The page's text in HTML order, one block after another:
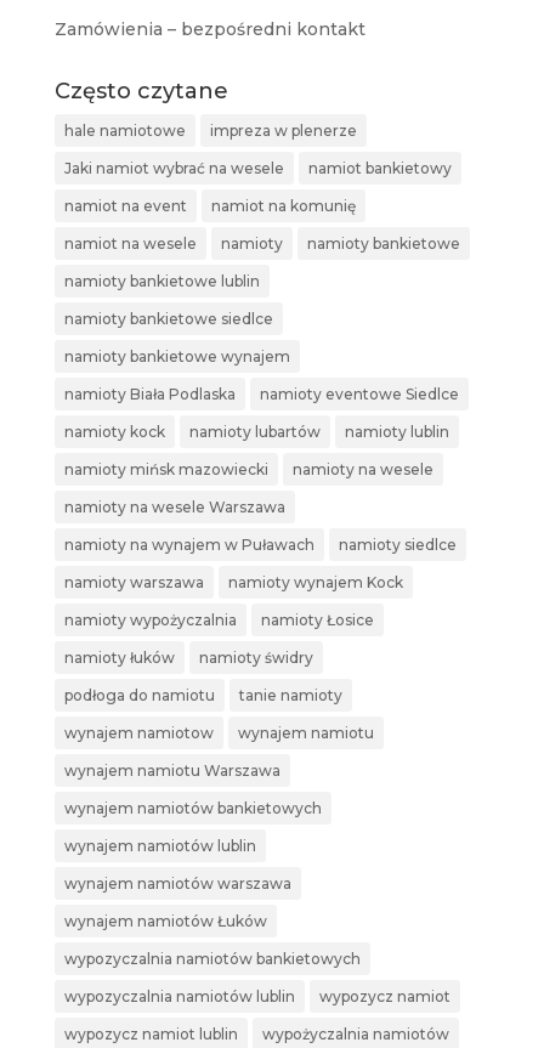
Zamówienia – bezpośredni kontakt
Często czytane
hale namiotowe impreza w plenerze
Jaki namiot wybrać na wesele namiot bankietowy
namiot na event namiot na komunię
namiot na wesele namioty namioty bankietowe
namioty bankietowe lublin
namioty bankietowe siedlce
namioty bankietowe wynajem
namioty Biała Podlaska namioty eventowe Siedlce
namioty kock namioty lubartów namioty lublin
namioty mińsk mazowiecki namioty na wesele
namioty na wesele Warszawa
namioty na wynajem w Puławach namioty siedlce
namioty warszawa namioty wynajem Kock
namioty wypożyczalnia namioty Łosice
namioty łuków namioty świdry
podłoga do namiotu tanie namioty
wynajem namiotow wynajem namiotu
wynajem namiotu Warszawa
wynajem namiotów bankietowych
wynajem namiotów lublin
wynajem namiotów warszawa
wynajem namiotów Łuków
wypozyczalnia namiotów bankietowych
wypozyczalnia namiotów lublin wypozycz namiot
wypozycz namiot lublin wypożyczalnia namiotów